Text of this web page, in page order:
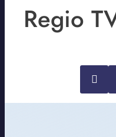
Regio